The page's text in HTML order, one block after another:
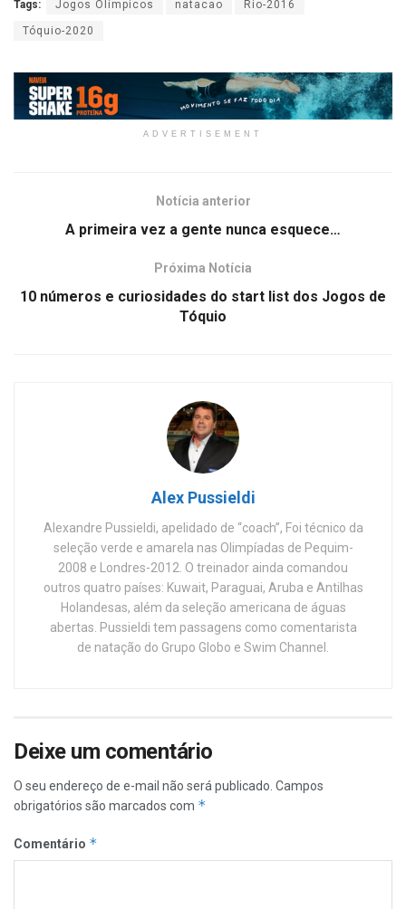
Tags: Jogos Olímpicos natacao Rio-2016
Tóquio-2020
ADVERTISEMENT
Notícia anterior
A primeira vez a gente nunca esquece…
Próxima Notícia
10 números e curiosidades do start list dos Jogos de
Tóquio
Alex Pussieldi
Alexandre Pussieldi, apelidado de “coach”, Foi técnico da
seleção verde e amarela nas Olimpíadas de Pequim-
2008 e Londres-2012. O treinador ainda comandou
outros quatro países: Kuwait, Paraguai, Aruba e Antilhas
Holandesas, além da seleção americana de águas
abertas. Pussieldi tem passagens como comentarista
de natação do Grupo Globo e Swim Channel.
Deixe um comentário
O seu endereço de e-mail não será publicado. Campos
obrigatórios são marcados com *
Comentário *